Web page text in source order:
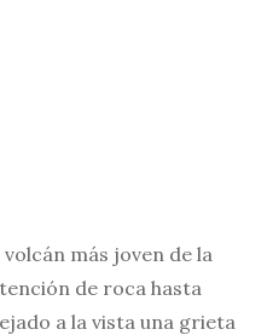
volcán más joven de la
de roca hasta
a la vista una grieta